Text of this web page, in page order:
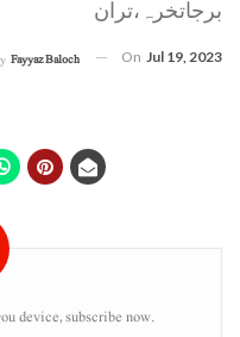
برجاتخرہ،تران
Fayyaz Baloch On Jul 19, 2023
device, subscribe now.